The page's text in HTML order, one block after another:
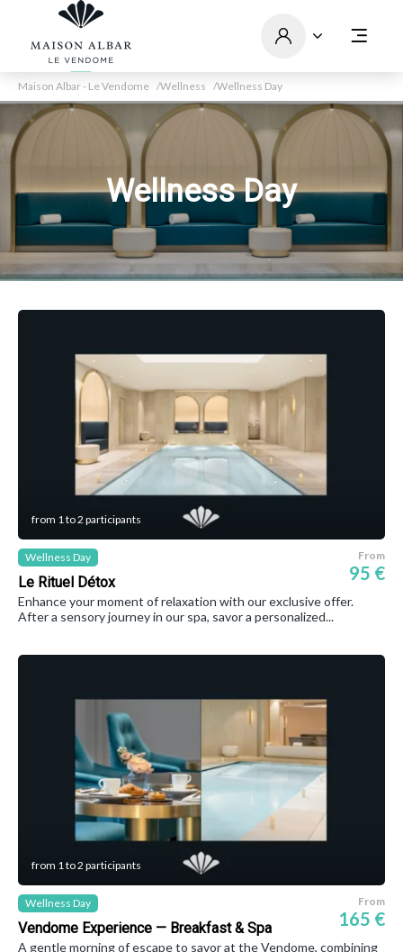
Maison Albar - Le Vendome Wellness Wellness Day
Wellness Day
from 1 to 2 participants
Wellness Day
Le Rituel Détox
From
95 €
Enhance your moment of relaxation with our exclusive offer.
After a sensory journey in our spa, savor a personalized...
from 1 to 2 participants
Wellness Day
Vendome Experience — Breakfast & Spa
From
165 €
A gentle morning of escape to savor at the Vendome, combining